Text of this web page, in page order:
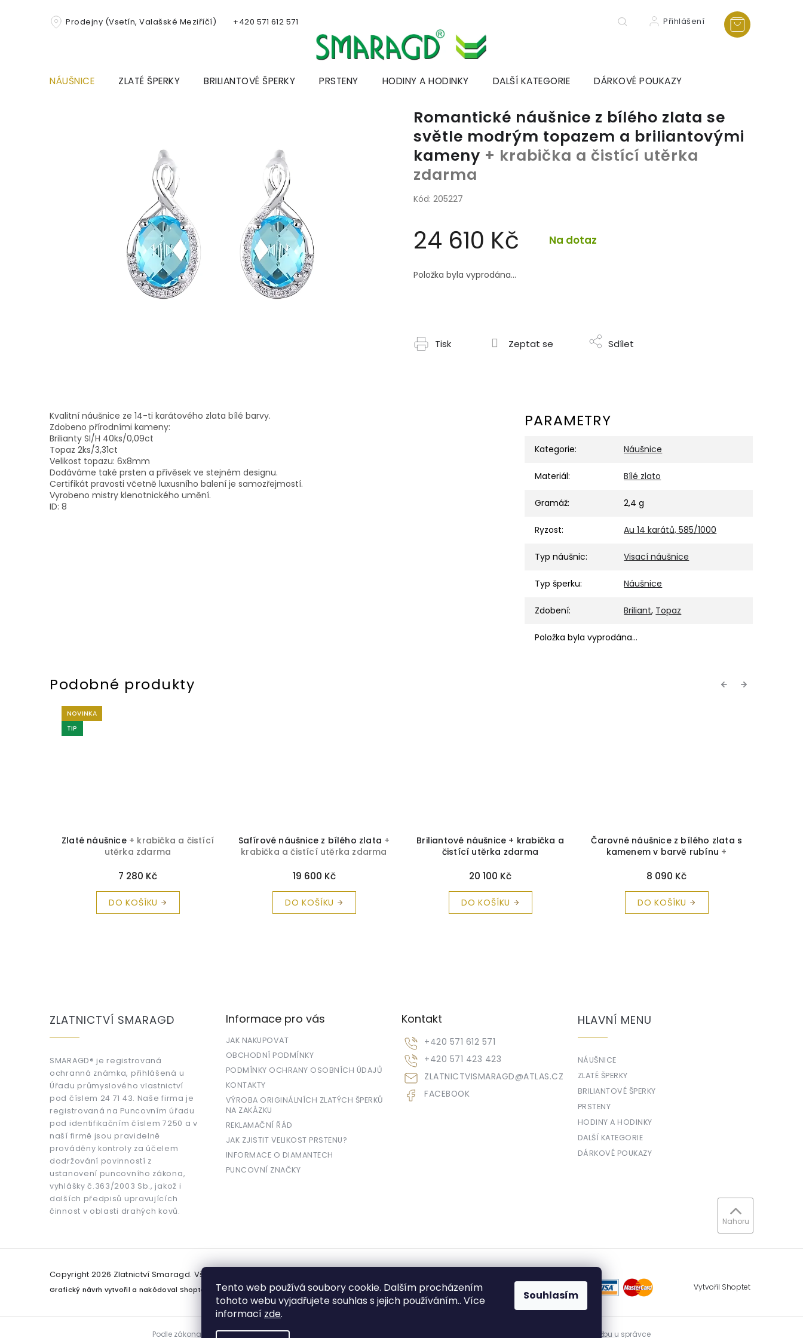
Tento web používá soubory cookie. Dalším procházením
tohoto webu vyjadřujete souhlas s jejich používáním.. Více
informací zde.
Souhlasím
Prodejny (Vsetín, Valašské Meziříčí) +420 571 612 571 Přihlášení
NÁUŠNICE ZLATÉ ŠPERKY BRILIANTOVÉ ŠPERKY PRSTENY HODINY A HODINKY DALŠÍ KATEGORIE DÁRKOVÉ POUKAZY
Romantické náušnice z bílého zlata se
světle modrým topazem a briliantovými
kameny + krabička a čistící utěrka
zdarma
Kód: 205227
24 610 Kč Na dotaz
cena:
Položka byla vyprodána…
Tisk Zeptat se Sdílet
Kvalitní náušnice ze 14-ti karátového zlata bílé barvy.
Zdobeno přírodními kameny:
Brilianty SI/H 40ks/0,09ct
Topaz 2ks/3,31ct
Velikost topazu: 6x8mm
Dodáváme také prsten a přívěsek ve stejném designu.
Certifikát pravosti včetně luxusního balení je samozřejmostí.
Vyrobeno mistry klenotnického umění.
ID: 8
PARAMETRY
Kategorie: Náušnice
Materiál: Bílé zlato
Gramáž: 2,4 g
Ryzost: Au 14 karátů, 585/1000
Typ náušnic: Visací náušnice
Typ šperku: Náušnice
Zdobení: Briliant, Topaz
Položka byla vyprodána…
Previous
NOVINKA
TIP
Zlaté náušnice + krabička a čistící
utěrka zdarma
7 280 Kč
DO KOŠÍKU
Safírové náušnice z bílého zlata +
krabička a čistící utěrka zdarma
19 600 Kč
DO KOŠÍKU
Briliantové náušnice + krabička a
čistící utěrka zdarma
20 100 Kč
DO KOŠÍKU
Čarovné náušnice z bílého zlata s
kamenem v barvě rubínu +
8 090 Kč
DO KOŠÍKU
Next
ZLATNICTVÍ SMARAGD
SMARAGD® je registrovaná
ochranná známka, přihlášená u
Úřadu průmyslového vlastnictví
pod číslem 24 71 43. Naše firma je
registrovaná na Puncovním úřadu
pod identifikačním číslem 7250 a v
naší firmě jsou pravidelně
prováděny kontroly za účelem
dodržování povinností z
ustanovení puncovního zákona,
vyhlášky č.363/2003 Sb., jakož i
dalších předpisů upravujících
činnost v oblasti drahých kovů.
Informace pro vás
JAK NAKUPOVAT
OBCHODNÍ PODMÍNKY
PODMÍNKY OCHRANY OSOBNÍCH ÚDAJŮ
KONTAKTY
VÝROBA ORIGINÁLNÍCH ZLATÝCH ŠPERKŮ
NA ZAKÁZKU
REKLAMAČNÍ ŘÁD
JAK ZJISTIT VELIKOST PRSTENU?
INFORMACE O DIAMANTECH
PUNCOVNÍ ZNAČKY
Kontakt
ZLATNICTVISMARAGD@ATLAS.CZ
+420 571 612 571
+420 571 423 423
FACEBOOK
HLAVNÍ MENU
NÁUŠNICE
ZLATÉ ŠPERKY
BRILIANTOVÉ ŠPERKY
PRSTENY
HODINY A HODINKY
DALŠÍ KATEGORIE
DÁRKOVÉ POUKAZY
Vytvořil Shoptet
Copyright 2026 Zlatnictví Smaragd. Všechna práva vyhrazena.
Grafický návrh vytvořil a nakódoval Shoptetak.cz
Nahoru
Podle zákona o evidenci tržeb je prodávající povinen vystavit kupujícímu účtenku. Zároveň je povinen zaevidovat přijatou tržbu u správce